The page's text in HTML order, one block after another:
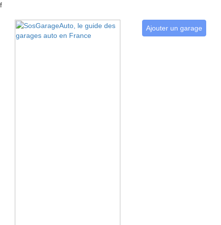
f
Ajouter un garage